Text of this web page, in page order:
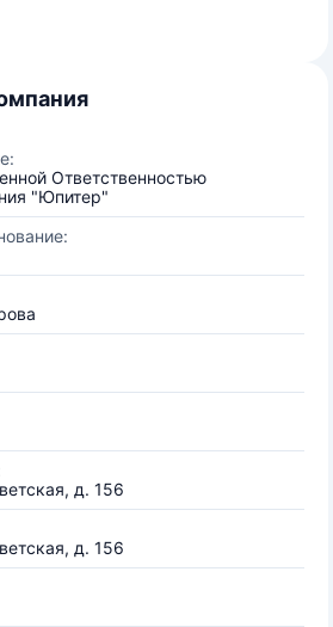
Ответственностью
"Юпитер"
д. 156
д. 156